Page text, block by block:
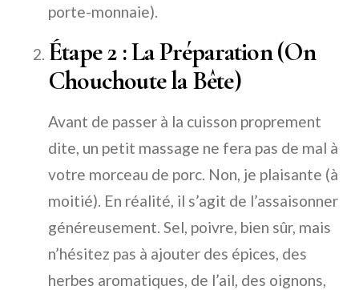
porte-monnaie).
Étape 2 : La Préparation (On
Chouchoute la Bête)
Avant de passer à la cuisson proprement
dite, un petit massage ne fera pas de mal à
votre morceau de porc. Non, je plaisante (à
moitié). En réalité, il s’agit de l’assaisonner
généreusement. Sel, poivre, bien sûr, mais
n’hésitez pas à ajouter des épices, des
herbes aromatiques, de l’ail, des oignons,